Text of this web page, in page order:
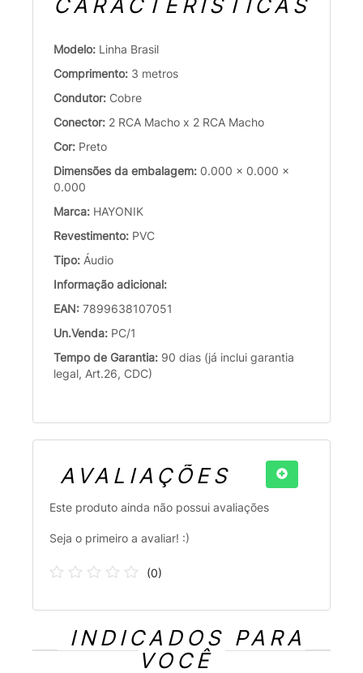
CARACTERÍSTICAS
Modelo: Linha Brasil
Comprimento: 3 metros
Condutor: Cobre
Conector: 2 RCA Macho x 2 RCA Macho
Cor: Preto
Dimensões da embalagem: 0.000 x 0.000 x
0.000
Marca: HAYONIK
Revestimento: PVC
Tipo: Áudio
Informação adicional:
EAN: 7899638107051
Un.Venda: PC/1
Tempo de Garantia: 90 dias (já inclui garantia
legal, Art.26, CDC)
AVALIAÇÕES
Este produto ainda não possui avaliações
Seja o primeiro a avaliar! :)
(0)
INDICADOS PARA
VOCÊ